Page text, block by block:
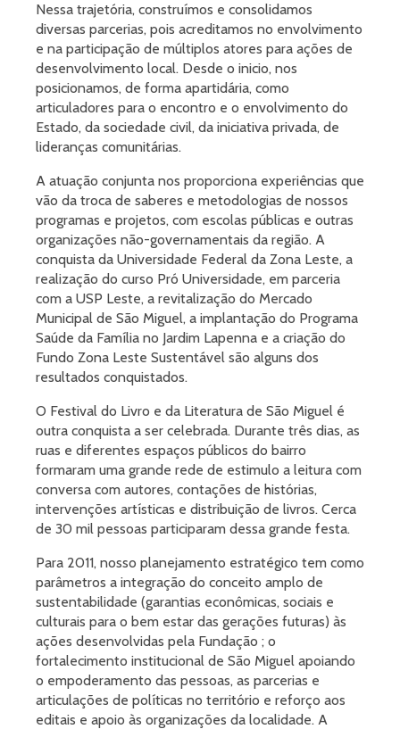
Nessa trajetória, construímos e consolidamos
diversas parcerias, pois acreditamos no envolvimento
e na participação de múltiplos atores para ações de
desenvolvimento local. Desde o inicio, nos
posicionamos, de forma apartidária, como
articuladores para o encontro e o envolvimento do
Estado, da sociedade civil, da iniciativa privada, de
lideranças comunitárias.
A atuação conjunta nos proporciona experiências que
vão da troca de saberes e metodologias de nossos
programas e projetos, com escolas públicas e outras
organizações não-governamentais da região. A
conquista da Universidade Federal da Zona Leste, a
realização do curso Pró Universidade, em parceria
com a USP Leste, a revitalização do Mercado
Municipal de São Miguel, a implantação do Programa
Saúde da Família no Jardim Lapenna e a criação do
Fundo Zona Leste Sustentável são alguns dos
resultados conquistados.
O Festival do Livro e da Literatura de São Miguel é
outra conquista a ser celebrada. Durante três dias, as
ruas e diferentes espaços públicos do bairro
formaram uma grande rede de estimulo a leitura com
conversa com autores, contações de histórias,
intervenções artísticas e distribuição de livros. Cerca
de 30 mil pessoas participaram dessa grande festa.
Para 2011, nosso planejamento estratégico tem como
parâmetros a integração do conceito amplo de
sustentabilidade (garantias econômicas, sociais e
culturais para o bem estar das gerações futuras) às
ações desenvolvidas pela Fundação ; o
fortalecimento institucional de São Miguel apoiando
o empoderamento das pessoas, as parcerias e
articulações de políticas no território e reforço aos
editais e apoio às organizações da localidade. A